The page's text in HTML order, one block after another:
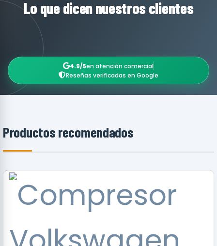
Lo que dicen nuestros clientes
4.9/5en atención comercial
Reseñas verificadas en Google
Productos recomendados
RECOMENDADO